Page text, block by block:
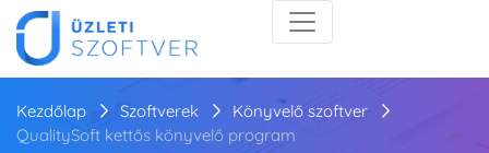
Kezdőlap Szoftverek
Könyvelő szoftver
QualitySoft kettős könyvelő program